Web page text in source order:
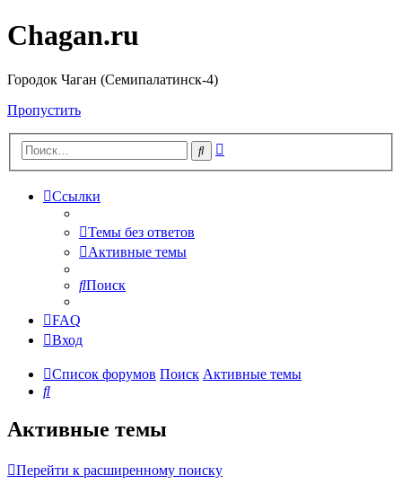
Chagan.ru
Городок Чаган (Семипалатинск-4)
Пропустить
Поиск
Ссылки
Темы без ответов
Активные темы
Поиск
FAQ
Вход
Список форумов Поиск Активные темы
Поиск
Активные темы
Перейти к расширенному поиску